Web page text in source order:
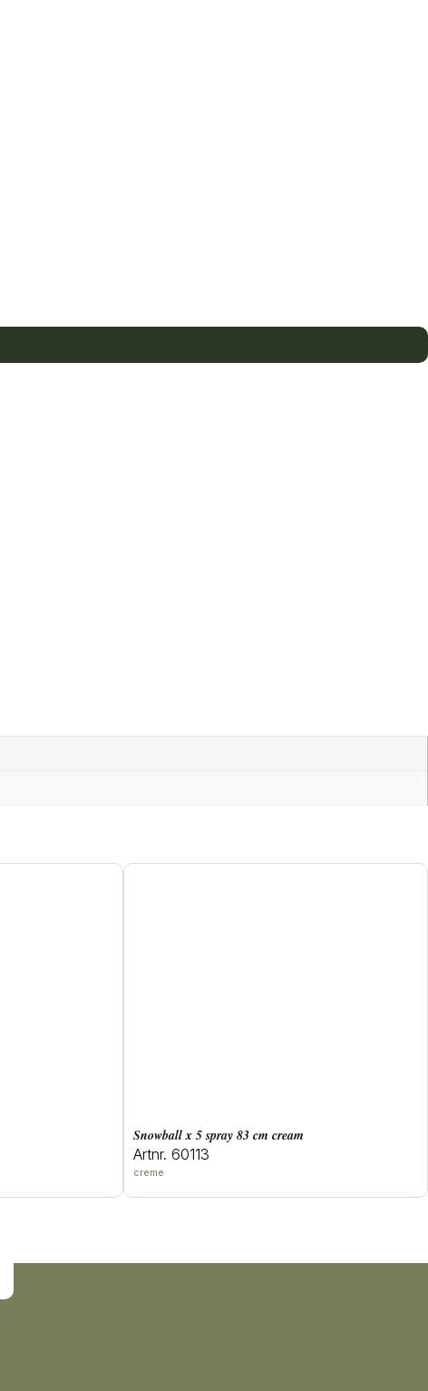
snowball x 5 spray 83 cm cream
Artnr. 60113
creme